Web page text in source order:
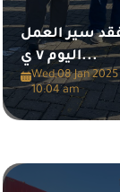
سير العمل
اليوم ٧ ي...
Wed,08 Jan 2025
10:04 am